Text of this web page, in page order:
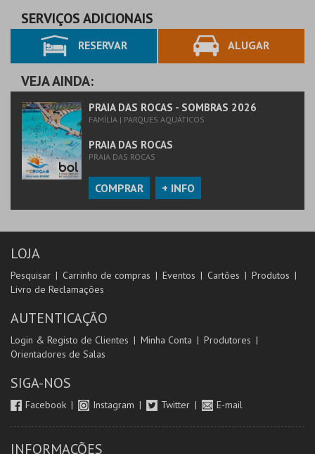
SERVIÇOS ADICIONAIS
RESERVAR ALUGAR
VEJA AINDA:
PRAIA DAS ROCAS - SOMBRAS 2026
FAMÍLIA | PARQUES AQUÁTICOS
PRAIA DAS ROCAS
PRAIA DAS ROCAS
COMPRAR + INFO
LOJA
Pesquisar Carrinho de compras Eventos Cartões
Produtos
Livro de Reclamações
AUTENTICAÇÃO
Login & Registo de Clientes Minha Conta
Produtores
Orientadores de Salas
SIGA-NOS
Facebook Instagram Twitter E-mail
INFORMAÇÕES